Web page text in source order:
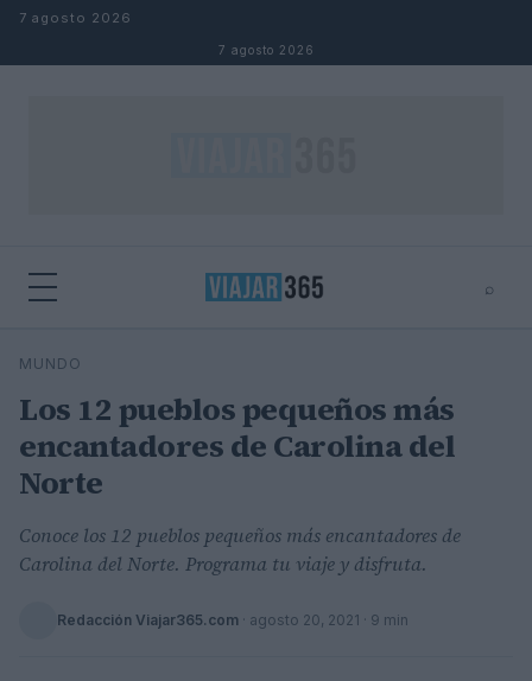
Saltar al contenido
7 agosto 2026
7 agosto 2026
⌕
Buscar
MUNDO
Los 12 pueblos pequeños más
encantadores de Carolina del
Norte
Conoce los 12 pueblos pequeños más encantadores de
Carolina del Norte. Programa tu viaje y disfruta.
Redacción Viajar365.com · agosto 20, 2021 · 9 min